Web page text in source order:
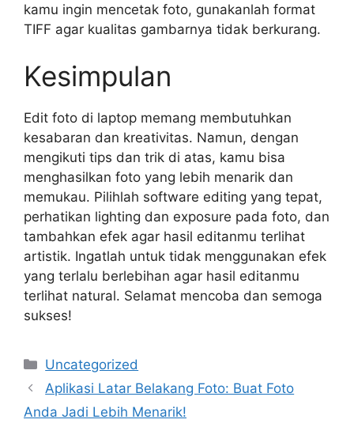
kamu ingin mencetak foto, gunakanlah format
TIFF agar kualitas gambarnya tidak berkurang.
Kesimpulan
Edit foto di laptop memang membutuhkan
kesabaran dan kreativitas. Namun, dengan
mengikuti tips dan trik di atas, kamu bisa
menghasilkan foto yang lebih menarik dan
memukau. Pilihlah software editing yang tepat,
perhatikan lighting dan exposure pada foto, dan
tambahkan efek agar hasil editanmu terlihat
artistik. Ingatlah untuk tidak menggunakan efek
yang terlalu berlebihan agar hasil editanmu
terlihat natural. Selamat mencoba dan semoga
sukses!
Categories
Uncategorized
Aplikasi Latar Belakang Foto: Buat Foto
Anda Jadi Lebih Menarik!